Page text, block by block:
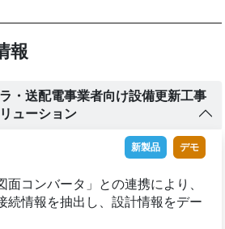
報
・送配電事業者向け設備更新工事
ューション
新製品 デモ
面コンバータ」との連携により、
続情報を抽出し、設計情報をデー